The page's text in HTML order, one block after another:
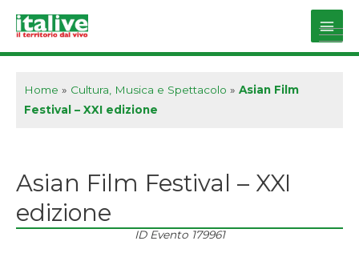
Main
Home » Cultura, Musica e Spettacolo » Asian Film
Festival – XXI edizione
Asian Film Festival – XXI
edizione
ID Evento 179961